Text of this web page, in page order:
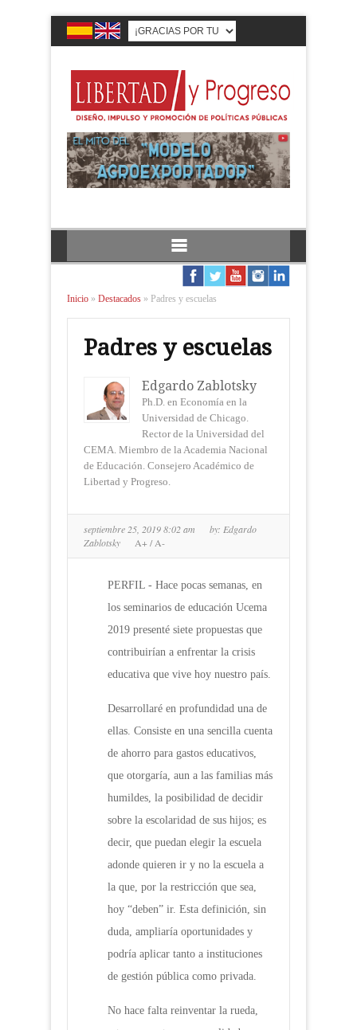
Inicio » Destacados » Padres y escuelas
Padres y escuelas
Edgardo Zablotsky
Ph.D. en Economía en la
Universidad de Chicago.
Rector de la Universidad del
CEMA. Miembro de la Academia Nacional
de Educación. Consejero Académico de
Libertad y Progreso.
septiembre 25, 2019 8:02 am by: Edgardo
Zablotsky
A+/A-
PERFIL - Hace pocas semanas, en
los seminarios de educación Ucema
2019 presenté siete propuestas que
contribuirían a enfrentar la crisis
educativa que vive hoy nuestro país.
Desarrollaré en profundidad una de
ellas. Consiste en una sencilla cuenta
de ahorro para gastos educativos,
que otorgaría, aun a las familias más
humildes, la posibilidad de decidir
sobre la escolaridad de sus hijos; es
decir, que puedan elegir la escuela
adonde quieren ir y no la escuela a
la que, por la restricción que sea,
hoy “deben” ir. Esta definición, sin
duda, ampliaría oportunidades y
podría aplicar tanto a instituciones
de gestión pública como privada.
No hace falta reinventar la rueda,